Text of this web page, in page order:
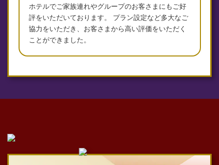
ホテルでご家族連れやグループのお客さまにもご好
評をいただいております。 プラン設定など多大なご
協力をいただき、お客さまから高い評価をいただく
ことができました。